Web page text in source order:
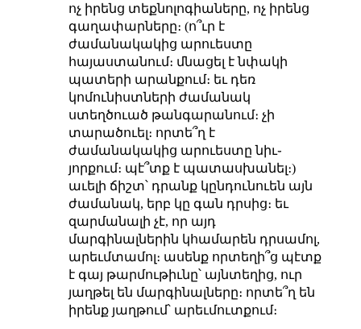
ոչ իրենց տեքնոլոգիաները, ոչ իրենց
գաղափարները։ (ո՞ւր է
ժամանակակից արուեստը
հայաստանում։ մնացել է նփակի
պատերի արանքում։ եւ դեռ
կոմունիստների ժամանակ
ստեղծուած թանգարանում։ չի
տարածուել։ որտե՞ղ է
ժամանակակից արուեստը նիւ֊
յորքում։ պէ՞տք է պատասխանել։)
աւելի ճիշտ՝ դրանք կընդունուեն այն
ժամանակ, երբ կը գան դրսից։ եւ
զարմանալի չէ, որ այդ
մարգինալներին կհամարեն դրսամոլ,
արեւմտամոլ։ ասենք որտեղի՞ց պէտք
է գայ թարմութիւնը՝ այնտեղից, ուր
յաղթել են մարգինալները։ որտե՞ղ են
իրենք յաղթում՝ արեւմուտքում։